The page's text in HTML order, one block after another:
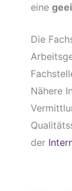
eine
Die
Nähere
der